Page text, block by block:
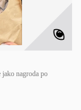
jako nagroda po